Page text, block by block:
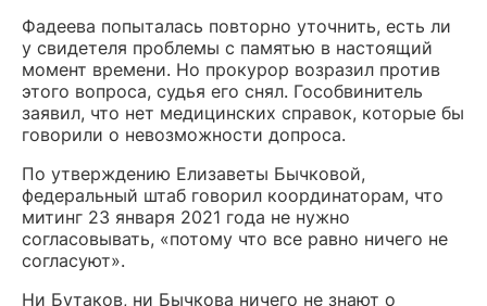
Фадеева попыталась повторно уточнить, есть ли
у свидетеля проблемы с памятью в настоящий
момент времени. Но прокурор возразил против
этого вопроса, судья его снял. Гособвинитель
заявил, что нет медицинских справок, которые бы
говорили о невозможности допроса.
По утверждению Елизаветы Бычковой,
федеральный штаб говорил координаторам, что
митинг 23 января 2021 года не нужно
согласовывать, «потому что все равно ничего не
согласуют».
Ни Бутаков, ни Бычкова ничего не знают о